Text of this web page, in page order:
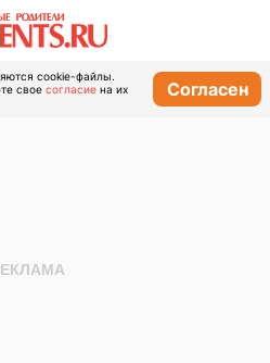
cookie-файлы.
свое согласие на их
Согласен